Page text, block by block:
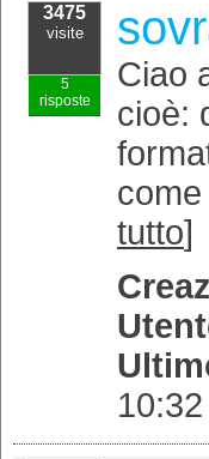
3475
visite
5
risposte
Ciao
cioè:
tutto]
10:32